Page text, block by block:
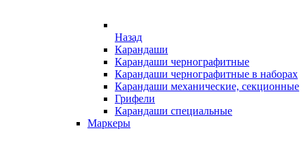
Назад
Карандаши
Карандаши чернографитные
Карандаши чернографитные в наборах
Карандаши механические, секционные
Грифели
Карандаши специальные
Маркеры